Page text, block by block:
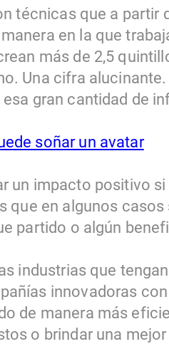
técnicas que a
en la que
más de 2,5
Una cifra
gran cantidad de
soñar un avatar
un impacto positivo
que en algunos
partido o algún
industrias que
innovadoras
de manera más
o brindar una